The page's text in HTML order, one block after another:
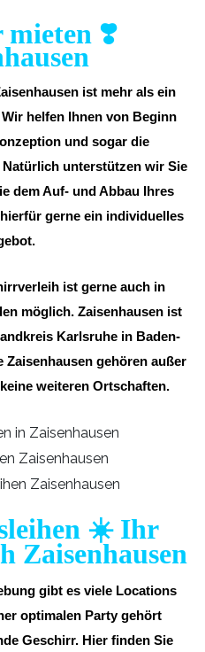
mieten ❣️
ist mehr als ein
helfen Ihnen von Beginn
und sogar die
unterstützen wir Sie
dem Auf- und Abbau Ihres
gerne ein individuelles
ist gerne auch in
möglich. Zaisenhausen ist
Karlsruhe in Baden-
Zaisenhausen gehören außer
weiteren Ortschaften.
☀️ Ihr
Zaisenhausen
gibt es viele Locations
optimalen Party gehört
Geschirr. Hier finden Sie